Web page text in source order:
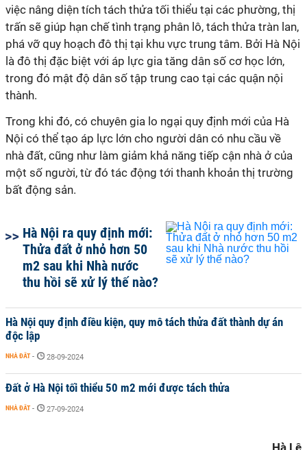
việc nâng diện tích tách thửa tối thiểu tại các phường, thị
trấn sẽ giúp hạn chế tình trạng phân lô, tách thửa tràn lan,
phá vỡ quy hoạch đô thị tại khu vực trung tâm. Bởi Hà Nội
là đô thị đặc biệt với áp lực gia tăng dân số cơ học lớn,
trong đó mật độ dân số tập trung cao tại các quận nội
thành.
Trong khi đó, có chuyên gia lo ngại quy định mới của Hà
Nội có thể tạo áp lực lớn cho người dân có nhu cầu về
nhà đất, cũng như làm giảm khả năng tiếp cận nhà ở của
một số người, từ đó tác động tới thanh khoản thị trường
bất động sản.
Hà Nội ra quy định mới:
Thửa đất ở nhỏ hơn 50
m2 sau khi Nhà nước
thu hồi sẽ xử lý thế nào?
Hà Nội quy định điều kiện, quy mô tách thửa đất thành dự án
độc lập
NHÀ ĐẤT - 28-09-2024
Đất ở Hà Nội tối thiểu 50 m2 mới được tách thửa
NHÀ ĐẤT - 27-09-2024
Hà Lê